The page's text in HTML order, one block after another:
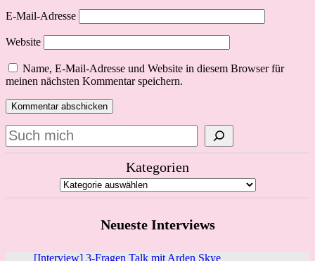
E-Mail-Adresse
Website
Name, E-Mail-Adresse und Website in diesem Browser für
meinen nächsten Kommentar speichern.
Suchen
Kategorien
Neueste Interviews
[Interview] 3-Fragen Talk mit Arden Skye